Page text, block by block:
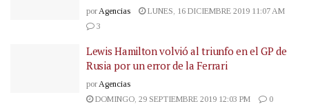
por Agencias
LUNES, 16 DICIEMBRE 2019 11:07 AM
3
Lewis Hamilton volvió al triunfo en el GP de
Rusia por un error de la Ferrari
por Agencias
DOMINGO, 29 SEPTIEMBRE 2019 12:03 PM
0